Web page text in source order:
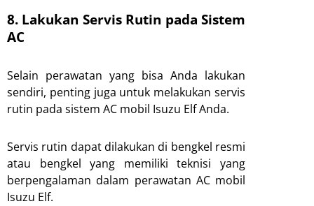
8. Lakukan Servis Rutin pada Sistem
AC
Selain perawatan yang bisa Anda lakukan
sendiri, penting juga untuk melakukan servis
rutin pada sistem AC mobil Isuzu Elf Anda.
Servis rutin dapat dilakukan di bengkel resmi
atau bengkel yang memiliki teknisi yang
berpengalaman dalam perawatan AC mobil
Isuzu Elf.